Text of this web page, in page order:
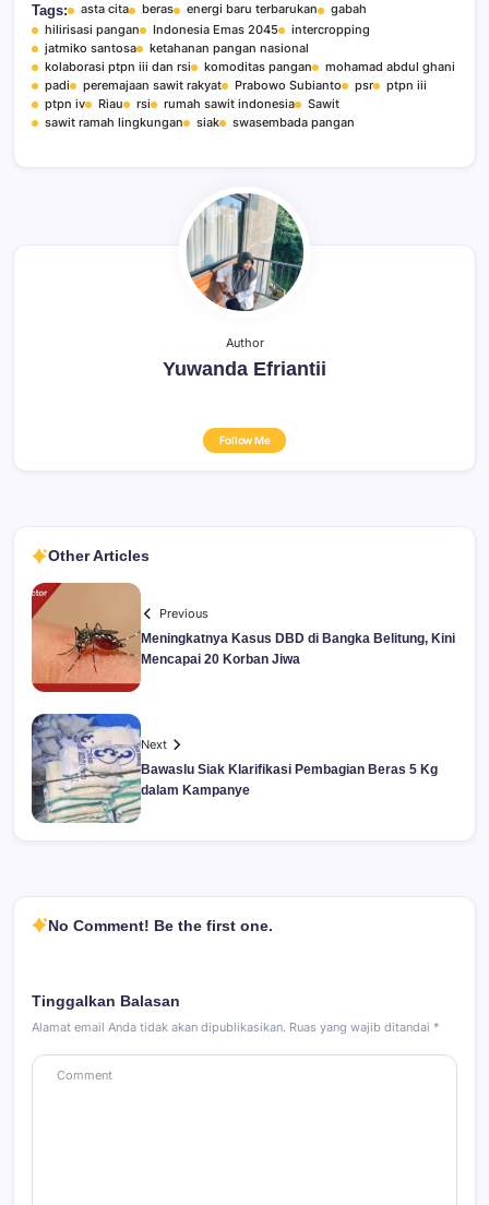
Tags: asta cita beras energi baru terbarukan
gabah
hilirisasi pangan
Indonesia Emas 2045
intercropping
jatmiko santosa
ketahanan pangan nasional
kolaborasi ptpn iii dan rsi
komoditas pangan
mohamad abdul ghani
padi
peremajaan sawit rakyat Prabowo Subianto psr
ptpn iii
ptpn iv
Riau rsi rumah sawit indonesia
Sawit
sawit ramah lingkungan
siak swasembada pangan
Author
Yuwanda Efriantii
Follow Me
Other Articles
Previous
Meningkatnya Kasus DBD di Bangka Belitung, Kini
Mencapai 20 Korban Jiwa
Next
Bawaslu Siak Klarifikasi Pembagian Beras 5 Kg
dalam Kampanye
No Comment! Be the first one.
Tinggalkan Balasan
Alamat email Anda tidak akan dipublikasikan. Ruas yang wajib ditandai *